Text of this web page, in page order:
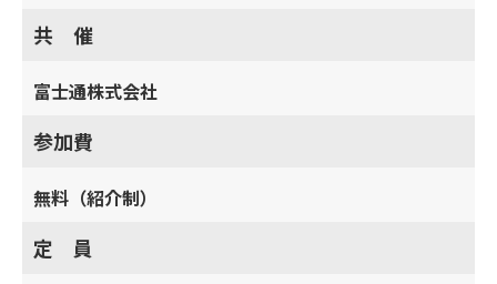
共 催
富士通株式会社
参加費
無料（紹介制）
定 員